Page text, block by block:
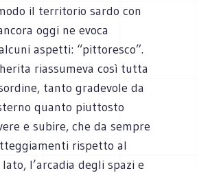
il territorio sardo con
oggi ne evoca
aspetti: “pittoresco”.
riassumeva così tutta
tanto gradevole da
quanto piuttosto
e subire, che da sempre
rispetto al
l’arcadia degli spazi e